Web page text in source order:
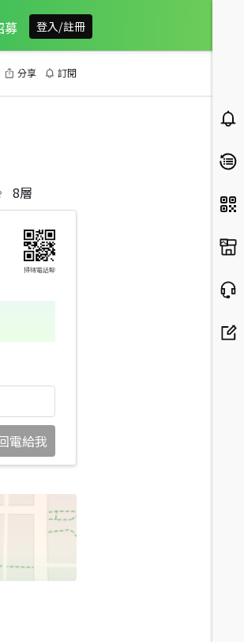
募 登入/註冊
分享 訂閱
8層
掃碼電話聊
電給我